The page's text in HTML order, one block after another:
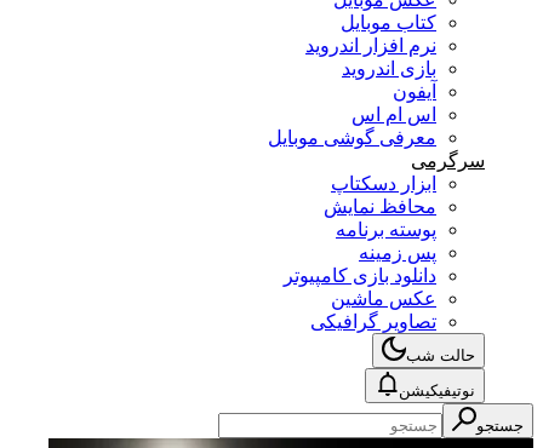
کتاب موبایل
نرم افزار اندروید
بازی اندروید
آیفون
اس ام اس
معرفی گوشی موبایل
سرگرمی
ابزار دسکتاپ
محافظ نمایش
پوسته برنامه
پس زمینه
دانلود بازی کامپیوتر
عکس ماشین
تصاویر گرافیکی
حالت شب
نوتیفیکیشن
جستجو